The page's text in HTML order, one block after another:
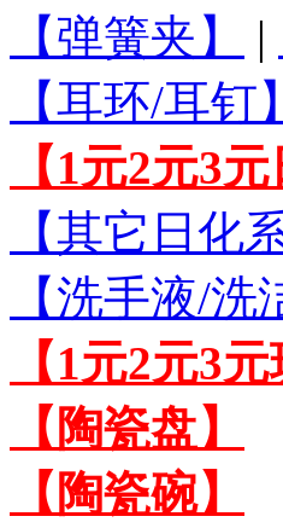
【弹簧夹】
|
【耳环/耳钉】
【1元2元3
【其它日化
【洗手液/
【1元2元3元
【陶瓷盘】
【陶瓷碗】